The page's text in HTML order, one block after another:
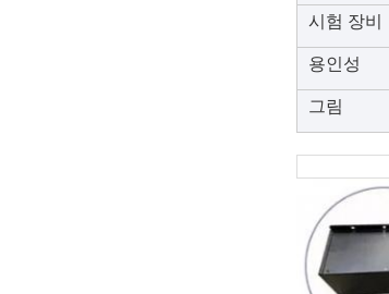
시험 장비
용인성
그림